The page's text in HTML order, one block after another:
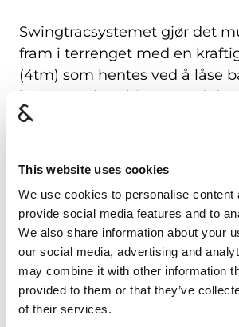
This website uses cookies
We use cookies to personalise content
provide social media features and to
We also share information about your
our social media, advertising and
may combine it with other information
provided to them or that they’ve
of their services.
Swingtracsystemet gjør det
fram i terrenget med en
(4tm) som hentes ved å låse
hengeren kombinert med den
styringen på boggien.
Dette gjør det lett å styre
og manøvrere i
terrenget, eller følge i
Svingteknikken kan også
presse hjulene over
Overføring av vekt med